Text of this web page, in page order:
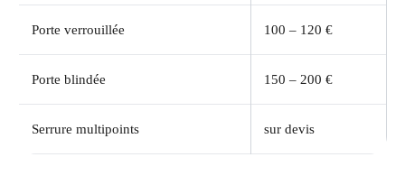
Porte verrouillée 100 – 120 €
Porte blindée 150 – 200 €
Serrure multipoints sur devis